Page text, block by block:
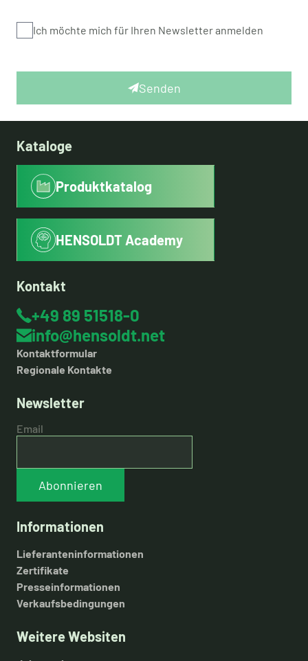
Ich möchte mich für Ihren Newsletter anmelden
Senden
Kataloge
Produktkatalog
HENSOLDT Academy
Kontakt
+49 89 51518-0
info@hensoldt.net
Kontaktformular
Regionale Kontakte
Newsletter
Email
Abonnieren
Informationen
Lieferanteninformationen
Zertifikate
Presseinformationen
Verkaufsbedingungen
Weitere Websiten